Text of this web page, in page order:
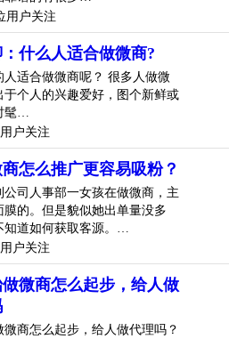
用户关注
什么人适合做微商?
人适合做微商呢？ 很多人做微
于个人的兴趣爱好，图个新鲜或
髦…
户关注
怎么推广更容易吸粉？
公司人事部一女孩在做微商，主
膜的。但是貌似她出单量没多
知道如何获取客源。…
户关注
做微商怎么起步，给人做
微商怎么起步，给人做代理吗？